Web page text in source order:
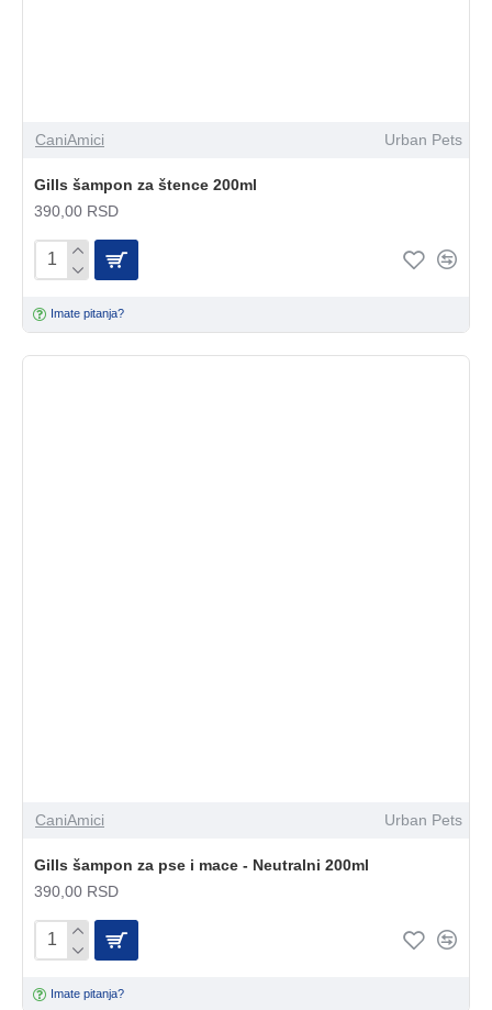
CaniAmici Urban Pets
Gills šampon za štence 200ml
390,00 RSD
Imate pitanja?
CaniAmici Urban Pets
Gills šampon za pse i mace - Neutralni 200ml
390,00 RSD
Imate pitanja?